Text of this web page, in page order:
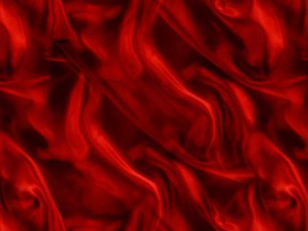
Landbykirkens klokkeklang
Lidt god musik
Lies (løgn)
Lille kammerat
Livet er for os kun kærlighed
Livets karrusel
Lyt til guitarens klang
Lån mig lidt lykke
Mens vi går hjem gennem byen
Min melodi til dig